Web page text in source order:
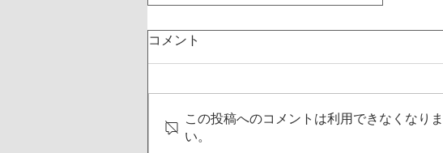
コメント
この投稿へのコメントは利用できなくなり
い。